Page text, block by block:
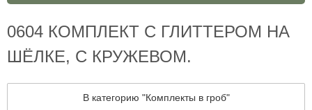
0604 КОМПЛЕКТ С ГЛИТТЕРОМ НА
ШЁЛКЕ, С КРУЖЕВОМ.
В категорию "Комплекты в гроб"